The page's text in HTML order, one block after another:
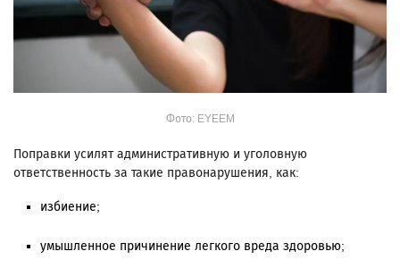
Фото: EYEEM
Поправки усилят административную и уголовную
ответственность за такие правонарушения, как:
избиение;
умышленное причинение легкого вреда здоровью;